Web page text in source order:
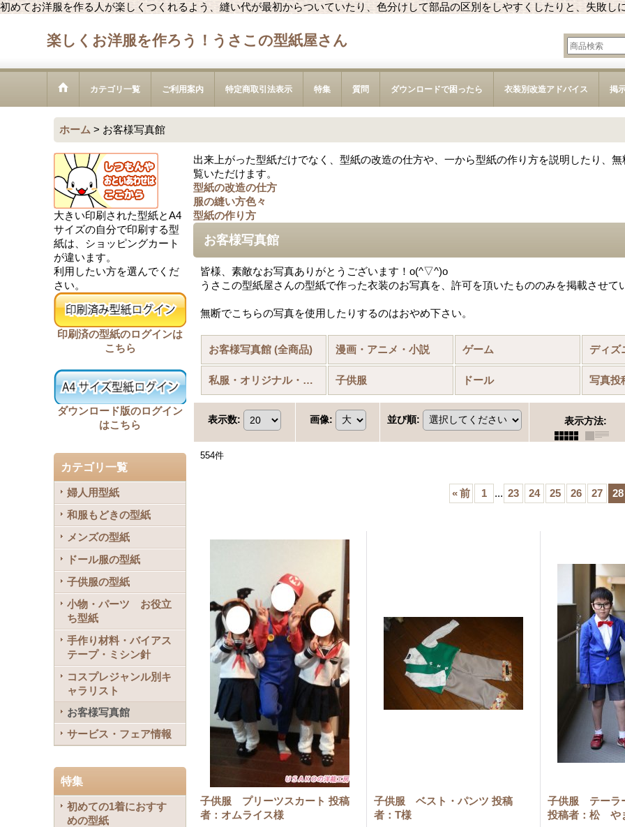
初めてお洋服を作る人が楽しくつくれるよう、縫い代が最初からついていたり、色分けして部品の区別をしやすくしたりと、失敗し
楽しくお洋服を作ろう！うさこの型紙屋さん
カテゴリ一覧 ご利用案内 特定商取引法表示 特集 質問 ダウンロードで困ったら 衣装別改造アドバイス 掲
ホーム > お客様写真館
大きい印刷された型紙とA4
サイズの自分で印刷する型
紙は、ショッピングカート
が違います。
利用したい方を選んでくだ
さい。
印刷済の型紙のログインは
こちら
ダウンロード版のログイン
はこちら
カテゴリ一覧
婦人用型紙
和服もどきの型紙
メンズの型紙
ドール服の型紙
子供服の型紙
小物・パーツ お役立
ち型紙
手作り材料・バイアス
テープ・ミシン針
コスプレジャンル別キ
ャラリスト
お客様写真館
サービス・フェア情報
特集
初めての1着におすす
めの型紙
出来上がった型紙だけでなく、型紙の改造の仕方や、一から型紙の作り方を説明したり、
覧いただけます。
型紙の改造の仕方
服の縫い方色々
型紙の作り方
お客様写真館
皆様、素敵なお写真ありがとうございます！o(^▽^)o
うさこの型紙屋さんの型紙で作った衣装のお写真を、許可を頂いたもののみを掲載させて
無断でこちらの写真を使用したりするのはおやめ下さい。
お客様写真館 (全商品) 漫画・アニメ・小説 ゲーム ディズ
私服・オリジナル・小物 子供服 ドール 写真投
表示数: 画像: 並び順: 表示方法:
554件
«前 1 ... 23 24 25 26 27 28
子供服 プリーツスカート 投稿
者：オムライス様
子供服 ベスト・パンツ 投稿
者：T様
子供服 テーラ
投稿者：松 や